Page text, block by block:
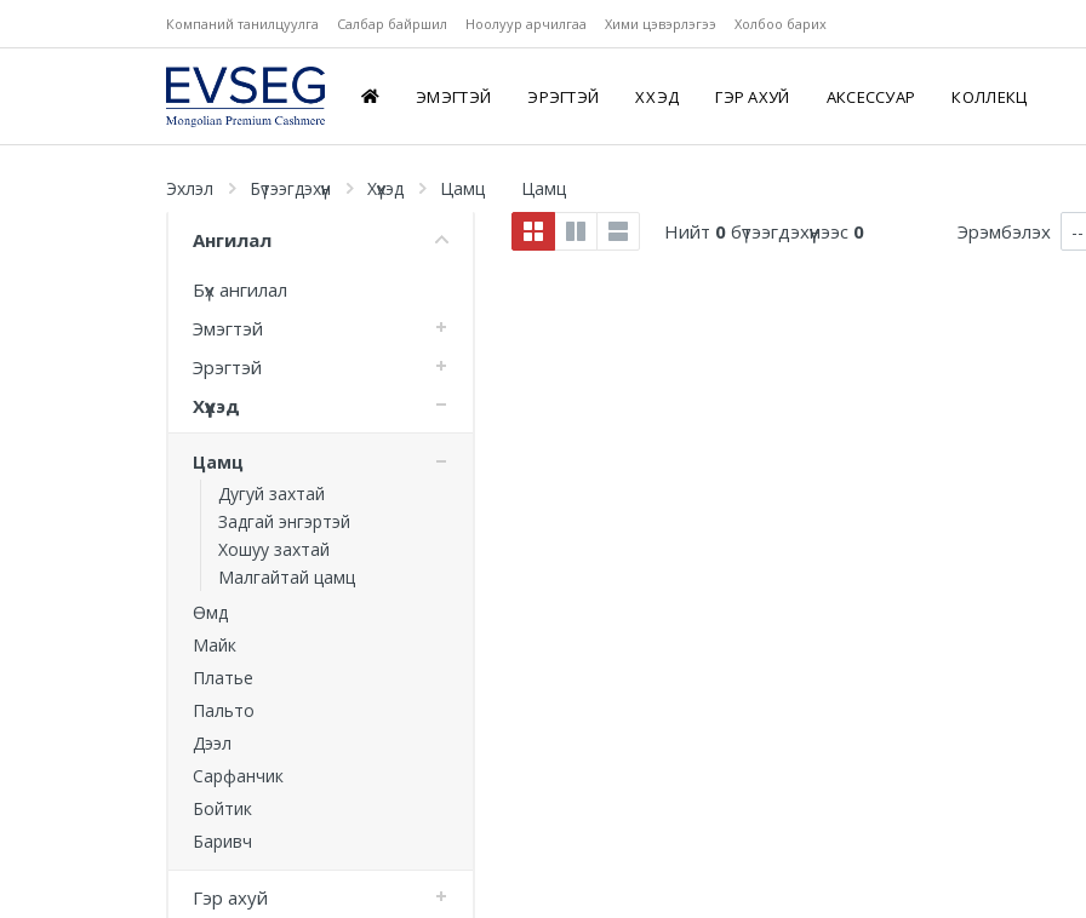
Компаний танилцуулга Салбар байршил Ноолуур арчилгаа Хими цэвэрлэгээ Холбоо барих
ЭМЭГТЭЙ ЭРЭГТЭЙ ХҮҮХЭД ГЭР АХУЙ АКСЕССУАР КОЛЛЕКЦ
Эхлэл Бүтээгдэхүүн Хүүхэд Цамц Цамц
Ангилал
Бүх ангилал
Эмэгтэй
Эрэгтэй
Хүүхэд
Цамц
Дугуй захтай
Задгай энгэртэй
Хошуу захтай
Малгайтай цамц
Өмд
Майк
Платье
Пальто
Дээл
Сарфанчик
Бойтик
Баривч
Гэр ахуй
Нийт 0 бүтээгдэхүүнээс 0 Эрэмбэлэх